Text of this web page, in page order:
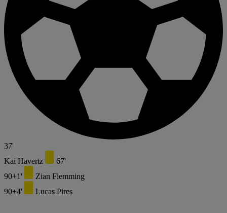
37'
Kai Havertz
67'
90+1'
Zian Flemming
90+4'
Lucas Pires